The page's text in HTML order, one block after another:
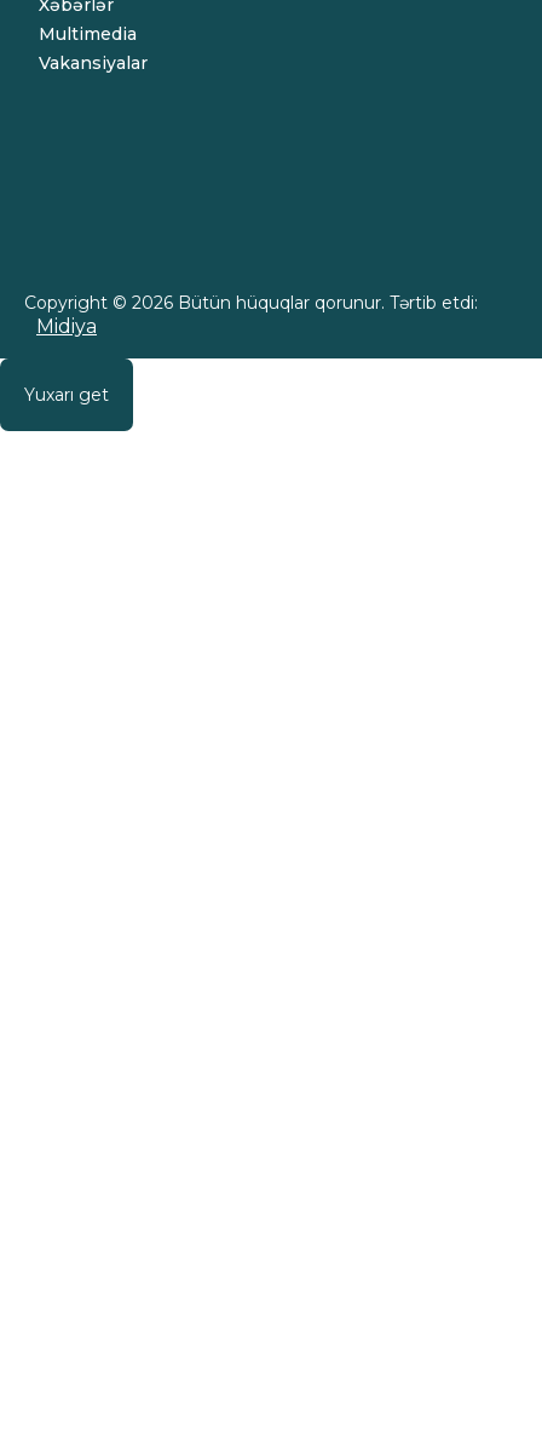
Xəbərlər
Multimedia
Vakansiyalar
Copyright © 2026 Bütün hüquqlar qorunur. Tərtib etdi:
Midiya
Yuxarı get